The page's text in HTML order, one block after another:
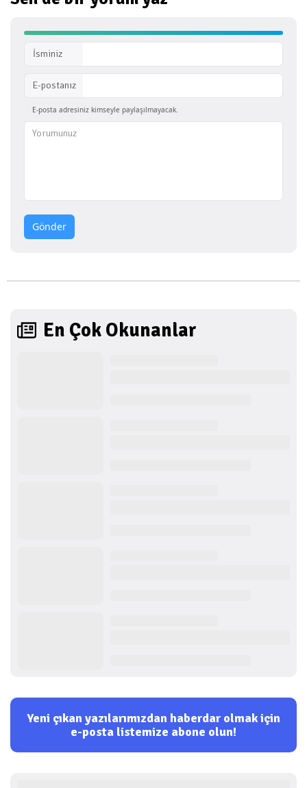
İsminiz
E-postanız
E-posta adresiniz kimseyle paylaşılmayacak.
Gönder
En Çok Okunanlar
Yeni çıkan yazılarımızdan haberdar olmak için
e-posta listemize abone olun!